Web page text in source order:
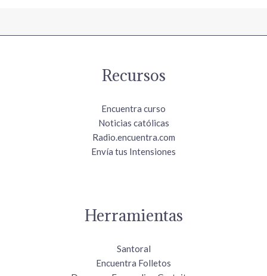
Recursos
Encuentra curso
Noticias católicas
Radio.encuentra.com
Envía tus Intensiones
Herramientas
Santoral
Encuentra Folletos